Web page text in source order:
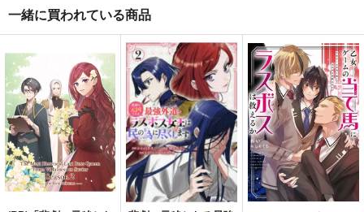
一緒に買われている商品